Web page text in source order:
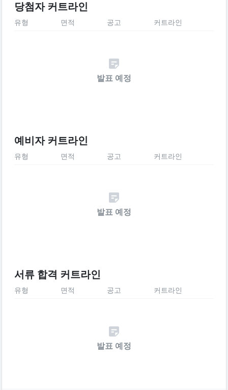
당첨자 커트라인
유형 면적 공고 커트라인
발표 예정
예비자 커트라인
유형 면적 공고 커트라인
발표 예정
서류 합격 커트라인
유형 면적 공고 커트라인
발표 예정